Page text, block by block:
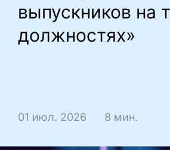
выпускников на
должностях»
01 июл. 2026 8 мин.